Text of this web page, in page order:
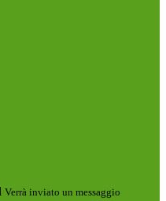
Verrà inviato un messaggio